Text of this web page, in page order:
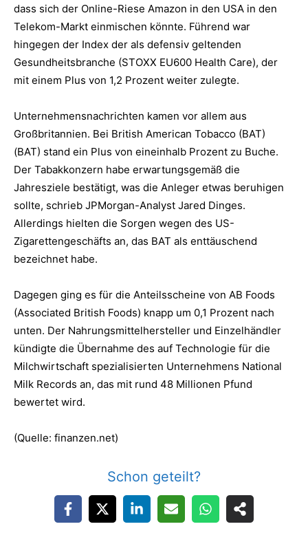
dass sich der Online-Riese Amazon in den USA in den
Telekom-Markt einmischen könnte. Führend war
hingegen der Index der als defensiv geltenden
Gesundheitsbranche (STOXX EU600 Health Care), der
mit einem Plus von 1,2 Prozent weiter zulegte.
Unternehmensnachrichten kamen vor allem aus
Großbritannien. Bei British American Tobacco (BAT)
(BAT) stand ein Plus von eineinhalb Prozent zu Buche.
Der Tabakkonzern habe erwartungsgemäß die
Jahresziele bestätigt, was die Anleger etwas beruhigen
sollte, schrieb JPMorgan-Analyst Jared Dinges.
Allerdings hielten die Sorgen wegen des US-
Zigarettengeschäfts an, das BAT als enttäuschend
bezeichnet habe.
Dagegen ging es für die Anteilsscheine von AB Foods
(Associated British Foods) knapp um 0,1 Prozent nach
unten. Der Nahrungsmittelhersteller und Einzelhändler
kündigte die Übernahme des auf Technologie für die
Milchwirtschaft spezialisierten Unternehmens National
Milk Records an, das mit rund 48 Millionen Pfund
bewertet wird.
(Quelle: finanzen.net)
Schon geteilt?